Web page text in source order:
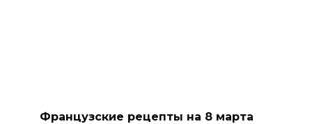
Французские рецепты на 8 марта